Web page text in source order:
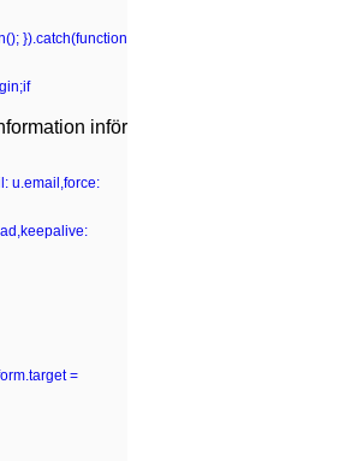
}).catch(function
u.email,force:
=
inför